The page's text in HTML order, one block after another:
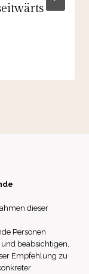
dieser
Personen
beabsichtigen,
Empfehlung zu